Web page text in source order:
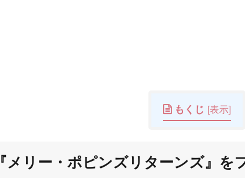
もくじ [表示]
『メリー・ポピンズリターンズ』 を